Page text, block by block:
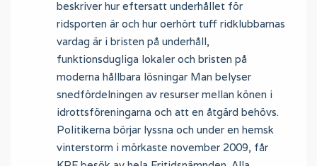
beskriver hur eftersatt underhållet för
ridsporten är och hur oerhört tuff ridklubbarnas
vardag är i bristen på underhåll,
funktionsdugliga lokaler och bristen på
moderna hållbara lösningar Man belyser
snedfördelningen av resurser mellan könen i
idrottsföreningarna och att en åtgärd behövs.
Politikerna börjar lyssna och under en hemsk
vinterstorm i mörkaste november 2009, får